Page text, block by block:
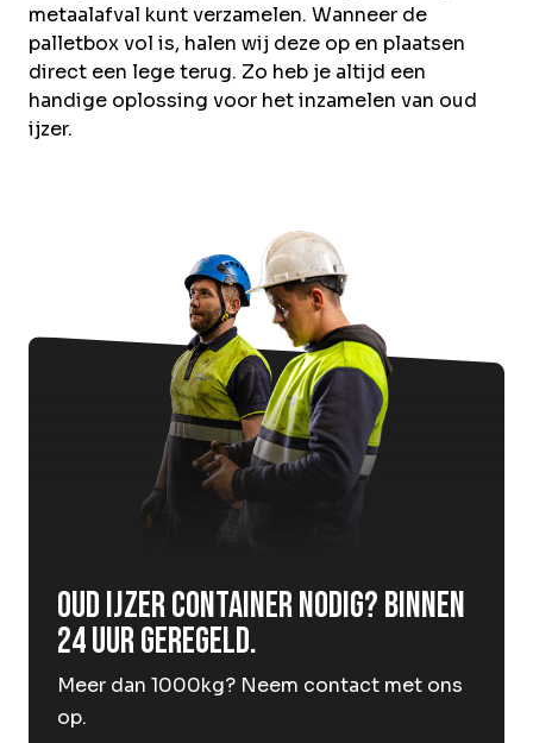
metaalafval kunt verzamelen. Wanneer de
palletbox vol is, halen wij deze op en plaatsen
direct een lege terug. Zo heb je altijd een
handige oplossing voor het inzamelen van oud
ijzer.
Oud ijzer container nodig? Binnen
24 uur geregeld.
Meer dan 1000kg? Neem contact met ons
op.